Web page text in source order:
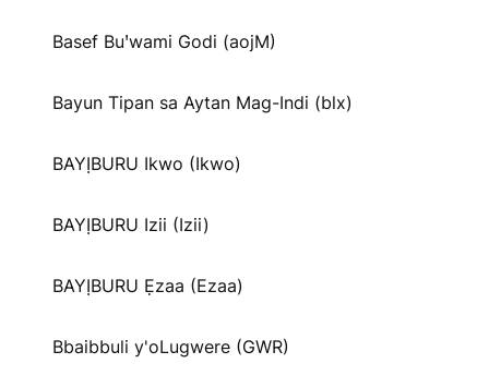
Basef Buꞌwami Godi (aojM)
Bayun Tipan sa Aytan Mag-Indi (blx)
BAYỊBURU Ikwo (Ikwo)
BAYỊBURU Izii (Izii)
BAYỊBURU Ẹzaa (Ezaa)
Bbaibbuli y'oLugwere (GWR)